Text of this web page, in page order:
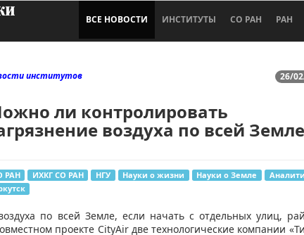
ВСЕ НОВОСТИ ИНСТИТУТЫ СО РАН РАН
26/
институтов
ли контролировать
воздуха по всей
РАН ИХКГ СО РАН НГУ Науки о жизни Науки о Земле
по всей Земле, если начать с отдельных улиц,
проекте CityAir две технологические компании